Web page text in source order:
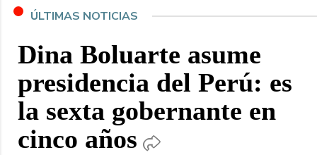
ÚLTIMAS NOTICIAS
Dina Boluarte asume
presidencia del Perú: es
la sexta gobernante en
cinco años